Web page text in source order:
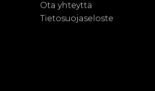
Ota yhteyttä
Tietosuojaseloste